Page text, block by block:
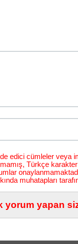
edici cümleler veya
Türkçe
muhatapları
yorum yapan